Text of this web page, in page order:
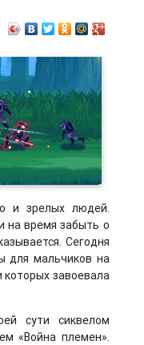
и зрелых людей.
на время забыть о
Сегодня
для мальчиков на
которых завоевала
сути сиквелом
«Война племен».